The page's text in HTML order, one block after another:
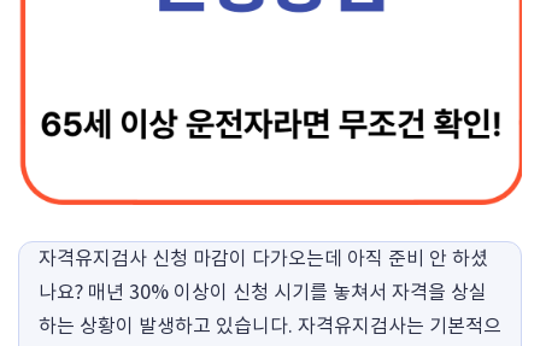
자격유지검사 신청 마감이 다가오는데 아직 준비 안 하셨
나요? 매년 30% 이상이 신청 시기를 놓쳐서 자격을 상실
하는 상황이 발생하고 있습니다. 자격유지검사는 기본적으